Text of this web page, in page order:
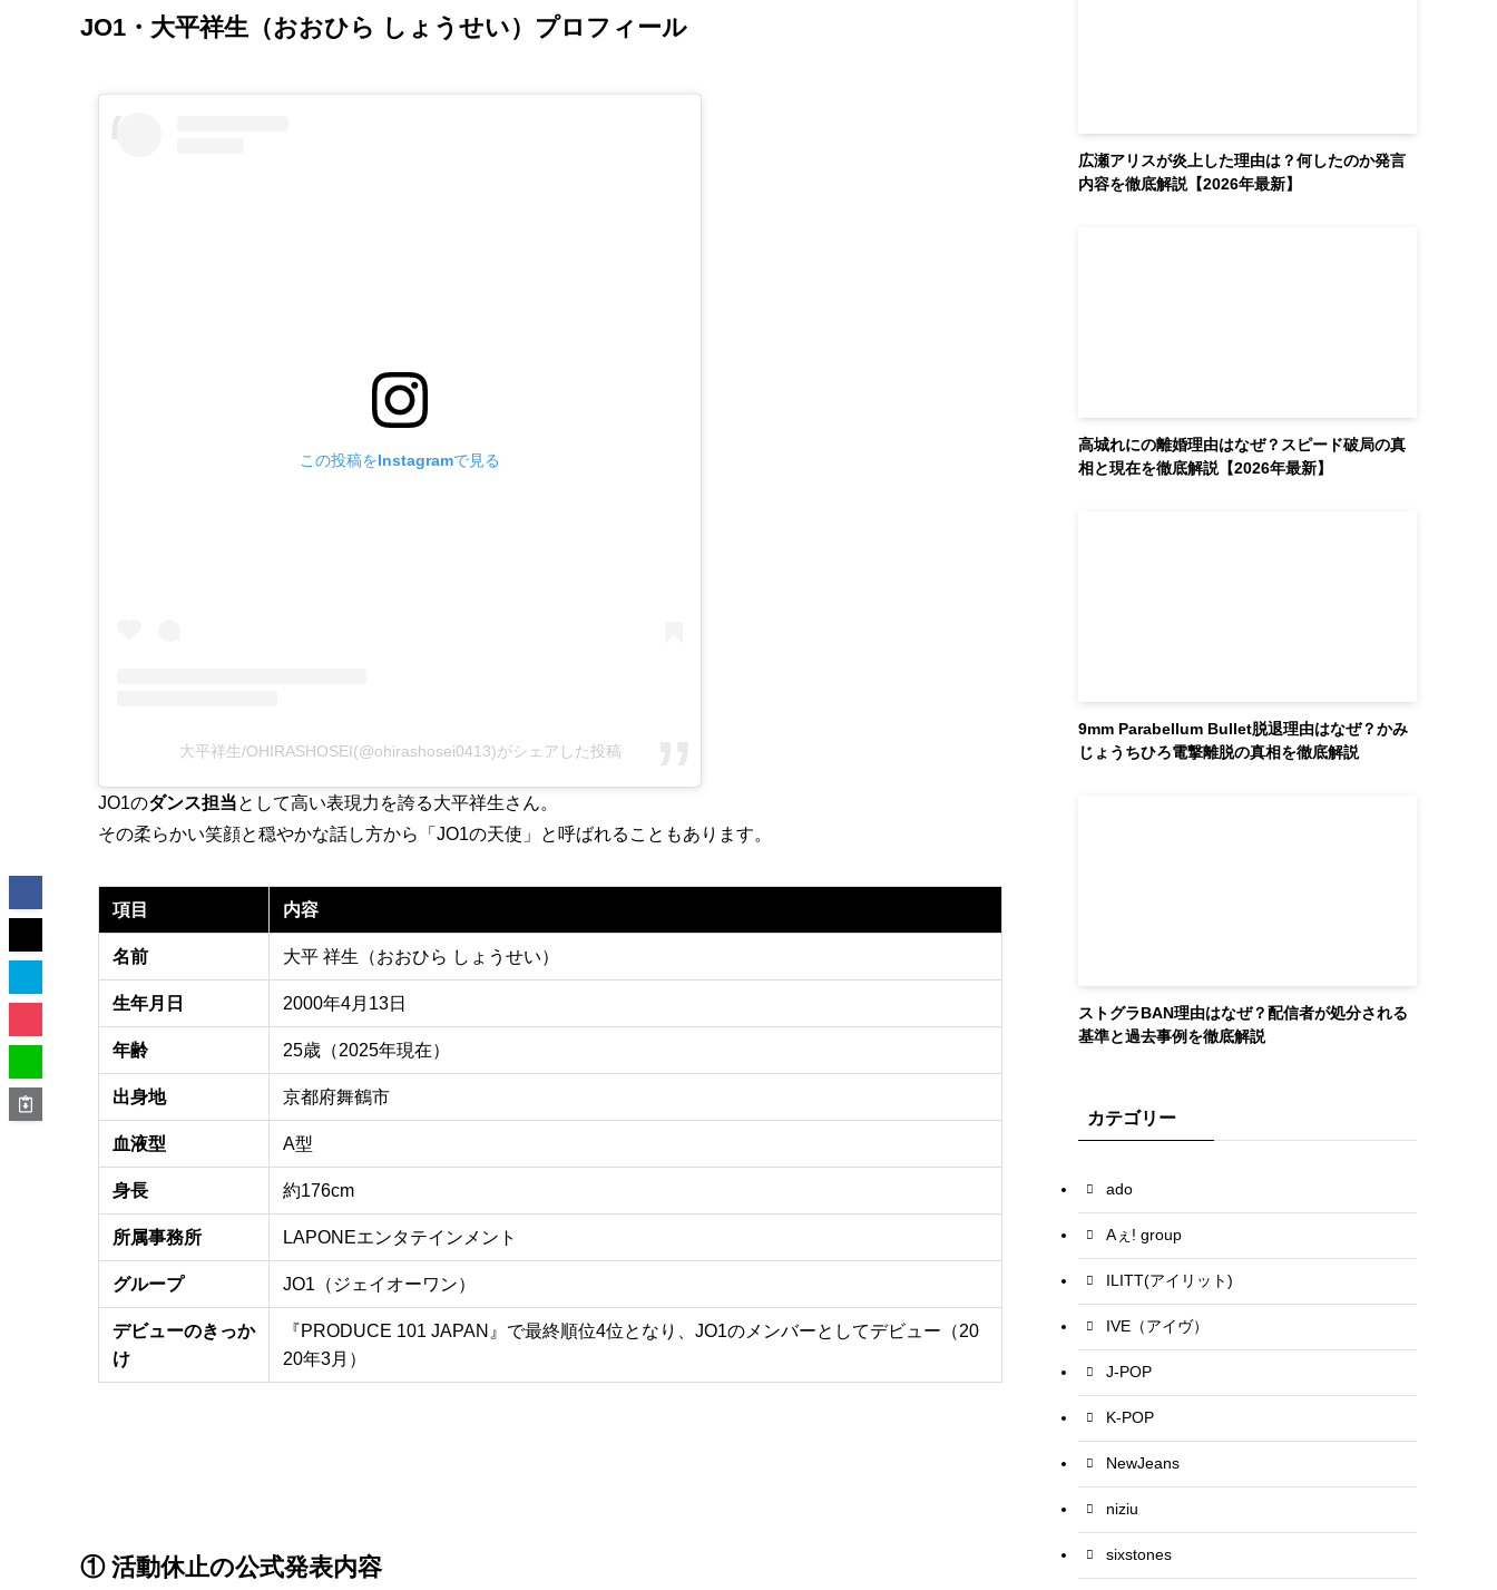
JO1・大平祥生（おおひら しょうせい）プロフィール
この投稿をInstagramで見る
大平祥生/OHIRASHOSEI(@ohirashosei0413)がシェアした投稿
JO1のダンス担当として高い表現力を誇る大平祥生さん。
その柔らかい笑顔と穏やかな話し方から「JO1の天使」と呼ばれることもあります。
項目 内容
名前 大平 祥生（おおひら しょうせい）
生年月日 2000年4月13日
年齢 25歳（2025年現在）
出身地 京都府舞鶴市
血液型 A型
身長 約176cm
所属事務所 LAPONEエンタテインメント
グループ JO1（ジェイオーワン）
デビューのきっか
け
『PRODUCE 101 JAPAN』で最終順位4位となり、JO1のメンバーとしてデビュー（20
20年3月）
① 活動休止の公式発表内容
広瀬アリスが炎上した理由は？何したのか発言
内容を徹底解説【2026年最新】
高城れにの離婚理由はなぜ？スピード破局の真
相と現在を徹底解説【2026年最新】
9mm Parabellum Bullet脱退理由はなぜ？かみ
じょうちひろ電撃離脱の真相を徹底解説
ストグラBAN理由はなぜ？配信者が処分される
基準と過去事例を徹底解説
カテゴリー
ado
Aぇ! group
ILITT(アイリット)
IVE（アイヴ）
J-POP
K-POP
NewJeans
niziu
sixstones